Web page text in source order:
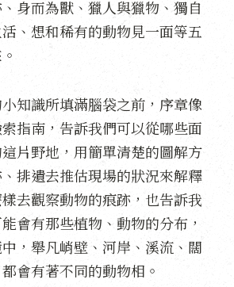
身而為獸、獵人與獵物、獨自
、想和稀有的動物見一面等五
知識所填滿腦袋之前，序章像
指南，告訴我們可以從哪些面
片野地，用簡單清楚的圖解方
排遺去推估現場的狀況來解釋
去觀察動物的痕跡，也告訴我
會有那些植物、動物的分布，
，舉凡峭壁、河岸、溪流、闊
會有著不同的動物相。